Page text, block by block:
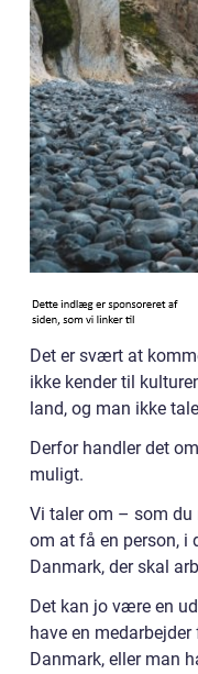
Det er svært at
ikke kender til
land, og man ikke
Derfor handler det
muligt.
Vi taler om – som
om at få en person, i
Danmark, der skal
Det kan jo være en
have en
Danmark, eller man